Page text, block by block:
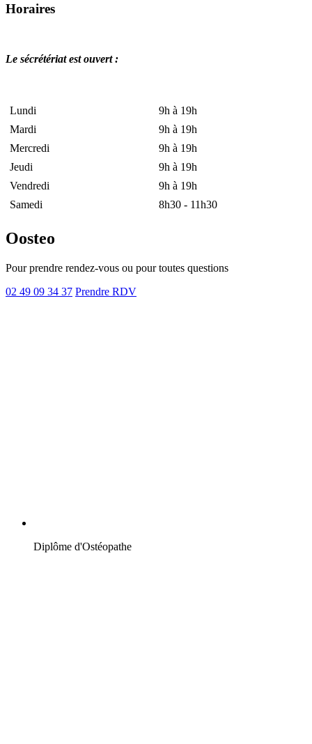
Horaires
Le sécrétériat est ouvert :
Lundi
9h à 19h
Mardi
9h à 19h
Mercredi
9h à 19h
Jeudi
9h à 19h
Vendredi
9h à 19h
Samedi
8h30 - 11h30
Oosteo
Pour prendre rendez-vous ou pour toutes questions
02 49 09 34 37 Prendre RDV
Diplôme d'Ostéopathe